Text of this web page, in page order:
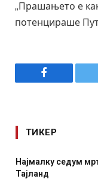
„Прашањето е
потенцираше
Facebook
ТИКЕР
училиште во